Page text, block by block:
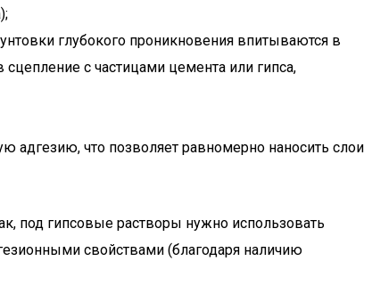
глубокого проникновения впитываются в
с частицами цемента или гипса,
адгезию, что позволяет равномерно наносить слои
под гипсовые растворы нужно использовать
свойствами (благодаря наличию